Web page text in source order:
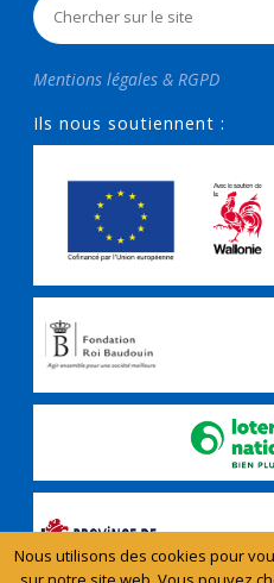
Mentions légales & RGPD
Ils nous soutiennent :
Nous utilisons des cookies pour